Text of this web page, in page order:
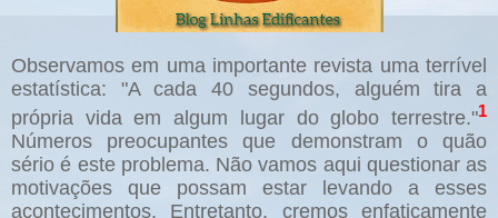
Observamos em uma importante revista uma terrível
estatística: "A cada 40 segundos, alguém tira a
própria vida em algum lugar do globo terrestre."1
Números preocupantes que demonstram o quão
sério é este problema. Não vamos aqui questionar as
motivações que possam estar levando a esses
acontecimentos. Entretanto, cremos enfaticamente